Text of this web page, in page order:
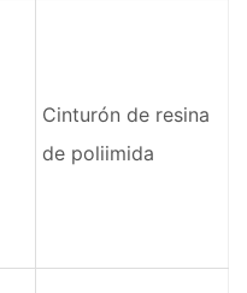
Cinturón de resina
de poliimida